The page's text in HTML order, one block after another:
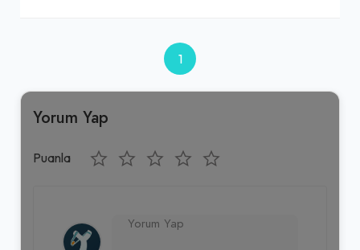
1
Yorum Yap
Puanla